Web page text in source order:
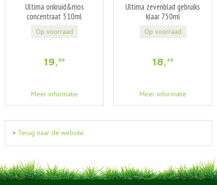
Ultima onkruid&mos
concentraat 510ml
19,99
Meer informatie
Op voorraad
Ultima zevenblad gebruiks
klaar 750ml
18,49
Meer informatie
Op voorraad
> Terug naar de website